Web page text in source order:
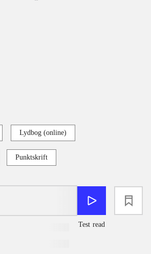
Lydbog (online)
Punktskrift
Test read